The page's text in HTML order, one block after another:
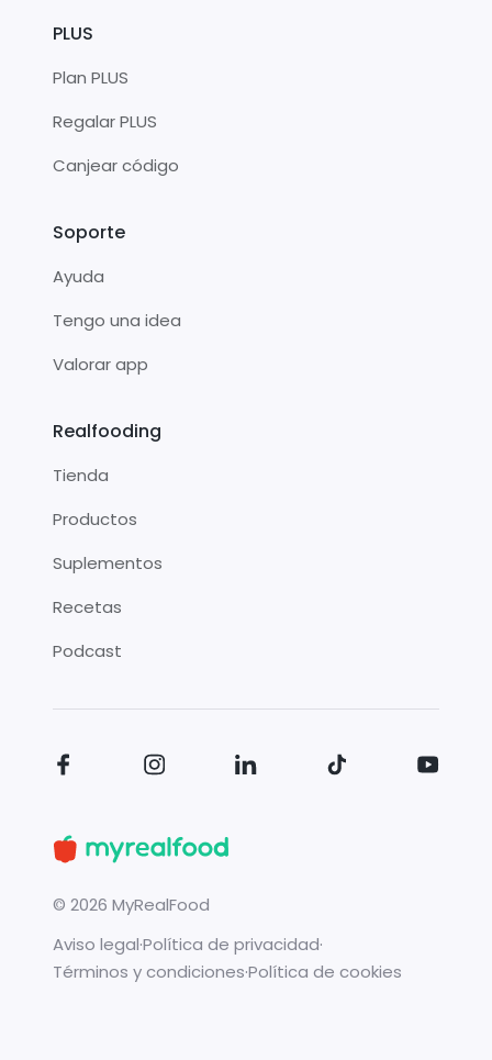
PLUS
Plan PLUS
Regalar PLUS
Canjear código
Soporte
Ayuda
Tengo una idea
Valorar app
Realfooding
Tienda
Productos
Suplementos
Recetas
Podcast
© 2026 MyRealFood
Aviso legal·Política de privacidad·
Términos y condiciones·Política de cookies